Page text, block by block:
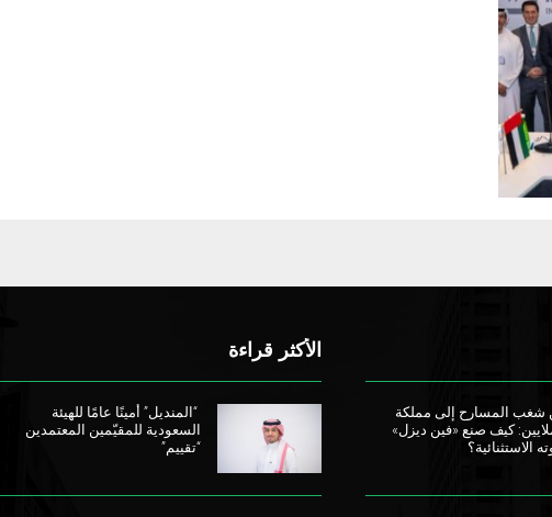
شغب المسارح إلى مملكة
كيف صنع «فين ديزل»
الاستثنائية؟
الأكثر قراءة
“المنديل” أمينًا عامًا للهيئة
السعودية للمقيّمين المعتمدين
“تقييم”